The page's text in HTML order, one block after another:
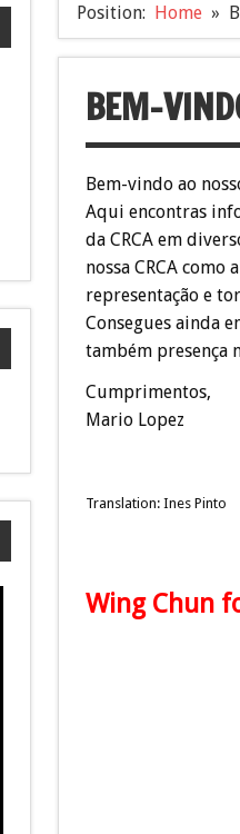
Position: Home
BEM-
Bem-vindo ao
Aqui encontras
da CRCA em
nossa CRCA
representação e
Consegues ainda
também presença
Cumprimentos,
Mario Lopez
Translation: Ines Pinto
Wing Chun